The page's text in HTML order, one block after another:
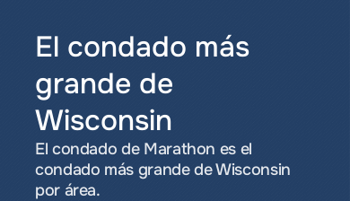
El condado más
grande de
Wisconsin
El condado de Marathon es el
condado más grande de Wisconsin
por área.